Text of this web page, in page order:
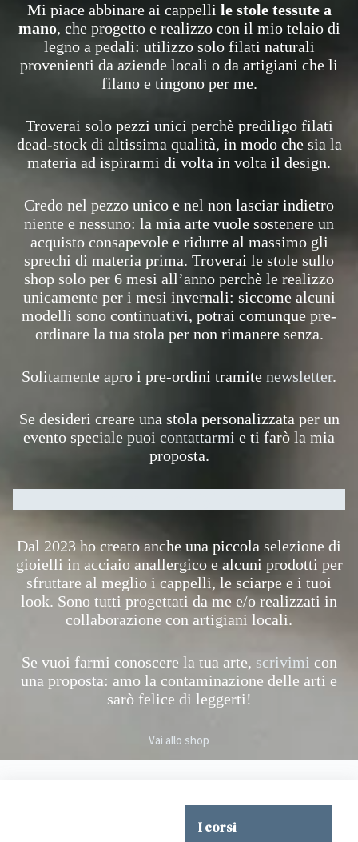
Mi piace abbinare ai cappelli le stole tessute a
mano, che progetto e realizzo con il mio telaio di
legno a pedali: utilizzo solo filati naturali
provenienti da aziende locali o da artigiani che li
filano e tingono per me.
Troverai solo pezzi unici perchè prediligo filati
dead-stock di altissima qualità, in modo che sia la
materia ad ispirarmi di volta in volta il design.
Credo nel pezzo unico e nel non lasciar indietro
niente e nessuno: la mia arte vuole sostenere un
acquisto consapevole e ridurre al massimo gli
sprechi di materia prima. Troverai le stole sullo
shop solo per 6 mesi all’anno perchè le realizzo
unicamente per i mesi invernali: siccome alcuni
modelli sono continuativi, potrai comunque pre-
ordinare la tua stola per non rimanere senza.
Solitamente apro i pre-ordini tramite newsletter.
Se desideri creare una stola personalizzata per un
evento speciale puoi contattarmi e ti farò la mia
proposta.
Dal 2023 ho creato anche una piccola selezione di
gioielli in acciaio anallergico e alcuni prodotti per
sfruttare al meglio i cappelli, le sciarpe e i tuoi
look. Sono tutti progettati da me e/o realizzati in
collaborazione con artigiani locali.
Se vuoi farmi conoscere la tua arte, scrivimi con
una proposta: amo la contaminazione delle arti e
sarò felice di leggerti!
Vai allo shop
I corsi